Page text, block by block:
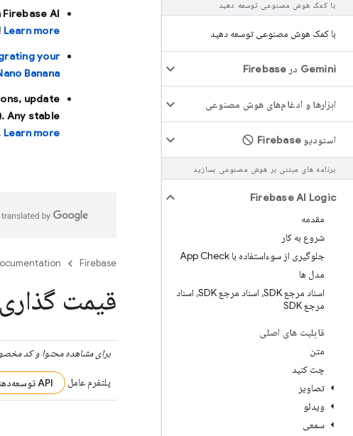
با کمک هوش مصنوعی توسعه دهید
با کمک هوش مصنوعی توسعه دهید
Gemini در Firebase
ابزارها و ادغام‌های هوش مصنوعی
استودیو Firebase
برنامه های مبتنی بر هوش مصنوعی بسازید
Firebase AI Logic
مقدمه
شروع به کار
جلوگیری از سوءاستفاده با App Check
مدل ها
اسناد مرجع SDK، اسناد مرجع SDK، اسناد
مرجع SDK
قابلیت های اصلی
متن
چت کنید
تصاویر
ویدئو
سمعی
AI
Learn more.
your
Banana.
update
Any stable
Learn more.
Firebase
قیمت
برای مشاهده محتوا و کد
پلتفرم عامل API توسعه‌دهنده Gemini،